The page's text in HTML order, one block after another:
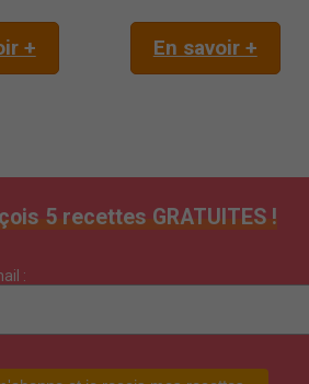
+ En savoir +
5 recettes GRATUITES !
: